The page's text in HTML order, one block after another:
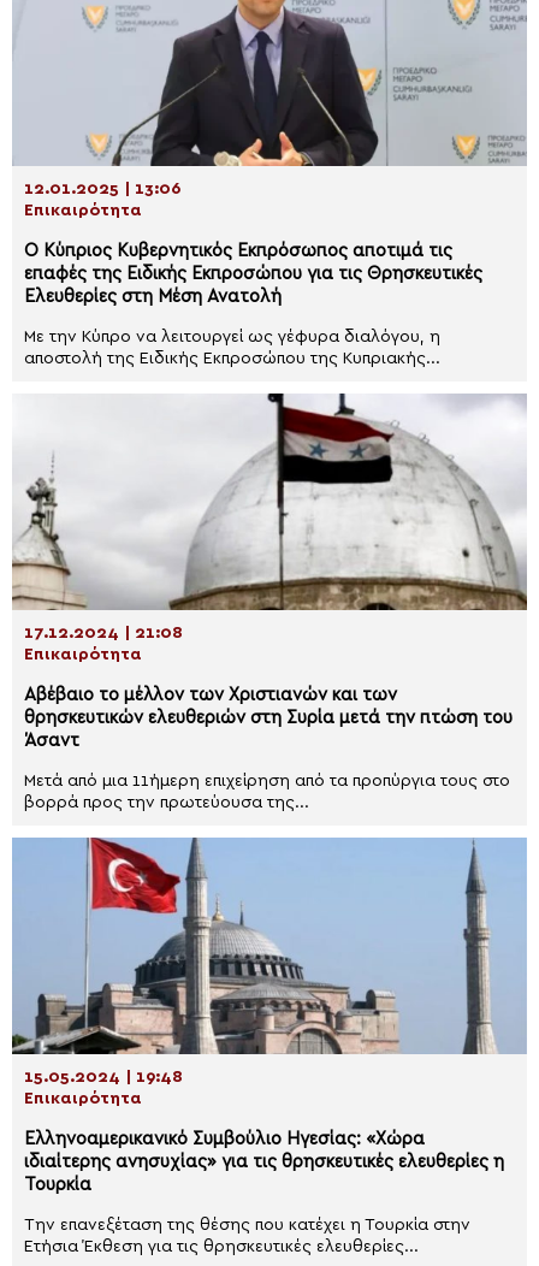
12.01.2025 | 13:06
Επικαιρότητα
Ο Κύπριος Κυβερνητικός Εκπρόσωπος αποτιμά τις
επαφές της Ειδικής Εκπροσώπου για τις Θρησκευτικές
Ελευθερίες στη Μέση Ανατολή
Με την Κύπρο να λειτουργεί ως γέφυρα διαλόγου, η
αποστολή της Ειδικής Εκπροσώπου της Κυπριακής...
17.12.2024 | 21:08
Επικαιρότητα
Αβέβαιο το μέλλον των Χριστιανών και των
θρησκευτικών ελευθεριών στη Συρία μετά την πτώση του
Άσαντ
Μετά από μια 11ήμερη επιχείρηση από τα προπύργια τους στο
βορρά προς την πρωτεύουσα της...
15.05.2024 | 19:48
Επικαιρότητα
Ελληνοαμερικανικό Συμβούλιο Ηγεσίας: «Χώρα
ιδιαίτερης ανησυχίας» για τις θρησκευτικές ελευθερίες η
Τουρκία
Την επανεξέταση της θέσης που κατέχει η Τουρκία στην
Ετήσια Έκθεση για τις θρησκευτικές ελευθερίες...